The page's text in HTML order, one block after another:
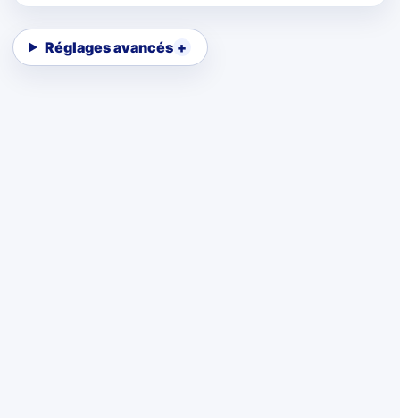
Réglages avancés